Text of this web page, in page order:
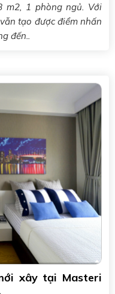
m2, 1 phòng ngủ. Với
tạo được điểm nhấn
đến..
xây tại Masteri